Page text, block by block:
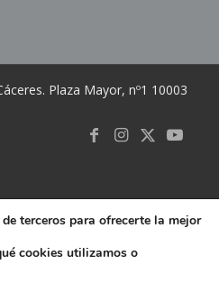
Plaza Mayor, nº1 10003
terceros para ofrecerte la mejor
cookies utilizamos o